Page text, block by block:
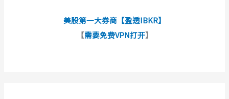
美股第一大券商【盈透IBKR】
【需要免费VPN打开】